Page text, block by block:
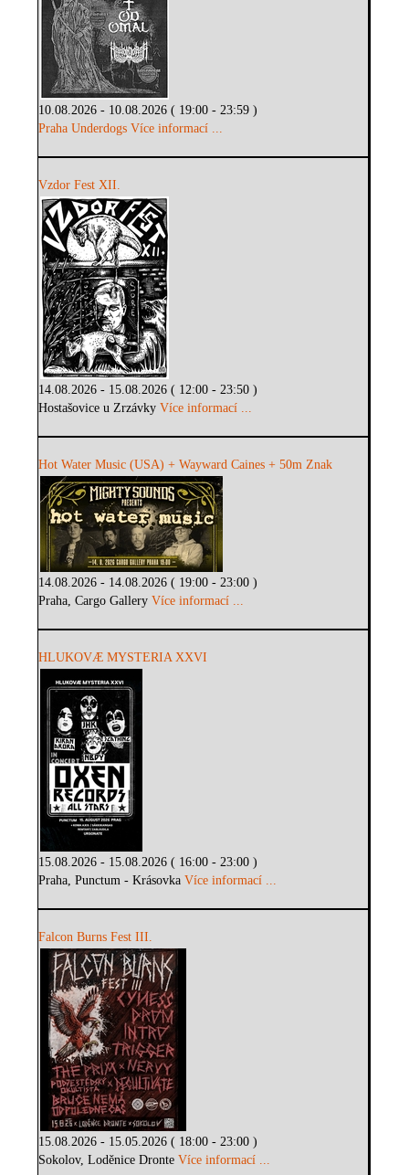
10.08.2026 - 10.08.2026 ( 19:00 - 23:59 )
Praha Underdogs Více informací ...
Vzdor Fest XII.
14.08.2026 - 15.08.2026 ( 12:00 - 23:50 )
Hostašovice u ZrzávkyVíce informací ...
Hot Water Music (USA) + Wayward Caines + 50m Znak
14.08.2026 - 14.08.2026 ( 19:00 - 23:00 )
Praha, Cargo GalleryVíce informací ...
HLUKOVÆ MYSTERIA XXVI
15.08.2026 - 15.08.2026 ( 16:00 - 23:00 )
Praha, Punctum - KrásovkaVíce informací ...
Falcon Burns Fest III.
15.08.2026 - 15.05.2026 ( 18:00 - 23:00 )
Sokolov, Loděnice DronteVíce informací ...